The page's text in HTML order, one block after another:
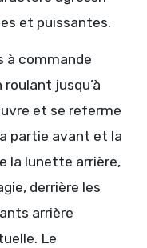
et puissantes.
à commande
jusqu’à
et se referme
partie avant et la
la lunette arrière,
derrière les
arrière
Le